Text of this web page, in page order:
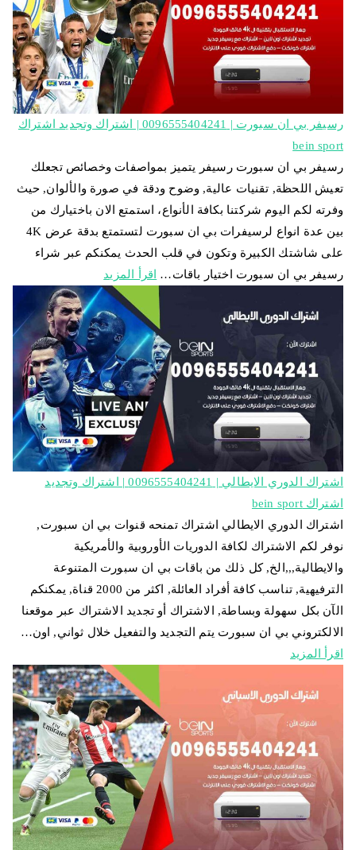
رسيفر بي ان سبورت | 0096555404241 | اشتراك وتجديد اشتراك
bein sport
رسيفر بي ان سبورت رسيفر يتميز بمواصفات وخصائص تجعلك
تعيش اللحظة, تقنيات عالية, وضوح ودقة في صورة والألوان, حيث
وفرته لكم اليوم شركتنا بكافة الأنواع، استمتع الان باختيارك من
بين عدة انواع لرسيفرات بي ان سبورت لتستمتع بدقة عرض 4K
على شاشتك الكبيرة وتكون في قلب الحدث يمكنكم عبر شراء
رسيفر بي ان سبورت اختيار باقات…
اقرأ المزيد
اشتراك الدوري الايطالي | 0096555404241 | اشتراك وتجديد
اشتراك bein sport
اشتراك الدوري الايطالي اشتراك تمنحه قنوات بي ان سبورت,
نوفر لكم الاشتراك لكافة الدوريات الأوروبية والأمريكية
والايطالية,,,الخ, كل ذلك من باقات بي ان سبورت المتنوعة
الترفيهية, تناسب كافة أفراد العائلة, اكثر من 2000 قناة, يمكنكم
الآن بكل سهولة وبساطة, الاشتراك أو تجديد الاشتراك عبر موقعنا
الالكتروني بي ان سبورت يتم التجديد والتفعيل خلال ثواني, اون…
اقرأ المزيد